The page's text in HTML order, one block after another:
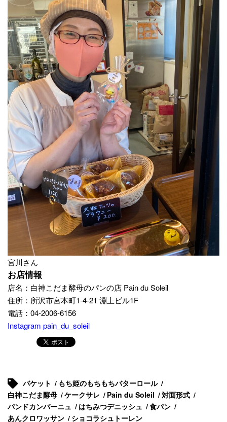
宮川さん
お店情報
店名：白神こだま酵母のパンの店 Pain du Soleil
住所：所沢市宮本町1-4-21 淵上ビル1F
電話：04-2006-6156
Instagram pain_du_soleil
バケット
もち姫のもちもちバターロール
白神こだま酵母
ケークサレ Pain du Soleil
対面形式
パンドカンパーニュ
はちみつデニッシュ
食パン
あんクロワッサン
ショコラシュトーレン